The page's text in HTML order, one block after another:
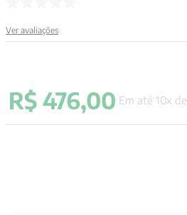
Ver avaliações
R$ 476,00 Em até 10x de
10º anselm grun